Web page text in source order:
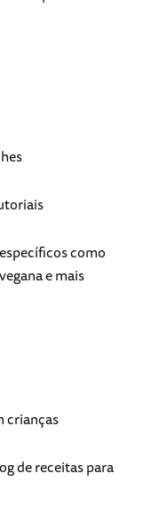
como
e mais
crianças
de receitas para